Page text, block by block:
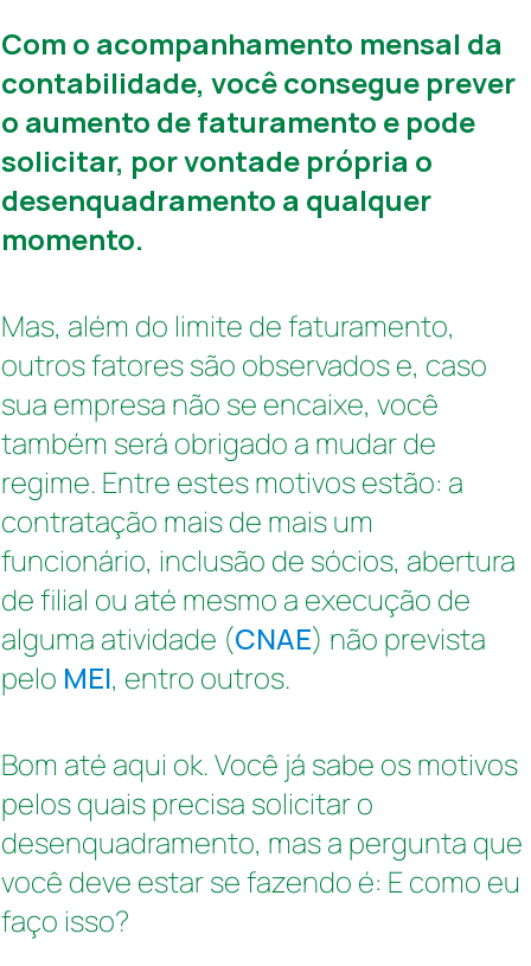
Com o acompanhamento mensal da
contabilidade, você consegue prever
o aumento de faturamento e pode
solicitar, por vontade própria o
desenquadramento a qualquer
momento.
Mas, além do limite de faturamento,
outros fatores são observados e, caso
sua empresa não se encaixe, você
também será obrigado a mudar de
regime. Entre estes motivos estão: a
contratação mais de mais um
funcionário, inclusão de sócios, abertura
de filial ou até mesmo a execução de
alguma atividade (CNAE) não prevista
pelo MEI, entro outros.
Bom até aqui ok. Você já sabe os motivos
pelos quais precisa solicitar o
desenquadramento, mas a pergunta que
você deve estar se fazendo é: E como eu
faço isso?